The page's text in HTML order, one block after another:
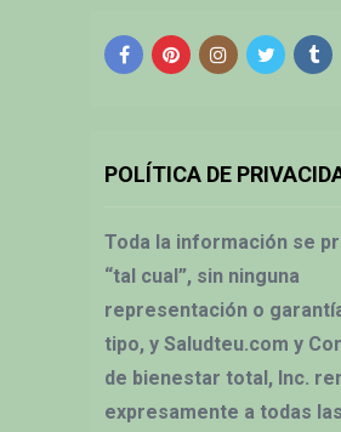
POLÍTICA DE
Toda la información se
“tal cual”, sin ninguna
representación o
tipo, y Saludteu.com y
de bienestar total, Inc.
expresamente a todas